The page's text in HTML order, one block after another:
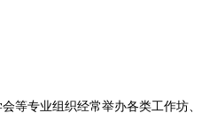
等专业组织经常举办各类工作坊、